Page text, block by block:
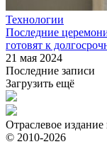
Технологии
Последние
готовят к
21 мая 2024
Последние записи
Загрузить ещё
Отраслевое
© 2010-2026